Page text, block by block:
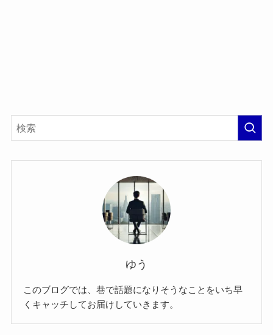
ゆう
このブログでは、巷で話題になりそうなことをいち早
くキャッチしてお届けしていきます。